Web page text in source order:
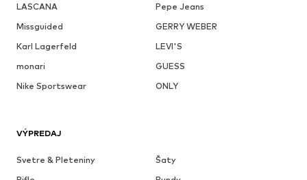
LASCANA
Pepe Jeans
Missguided
GERRY WEBER
Karl Lagerfeld
LEVI'S
monari
GUESS
Nike Sportswear
ONLY
VÝPREDAJ
Svetre & Pleteniny
Šaty